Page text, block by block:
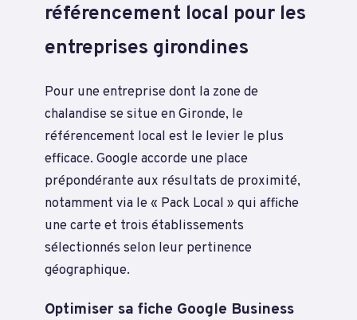
référencement local pour les
entreprises girondines
Pour une entreprise dont la zone de
chalandise se situe en Gironde, le
référencement local est le levier le plus
efficace. Google accorde une place
prépondérante aux résultats de proximité,
notamment via le « Pack Local » qui affiche
une carte et trois établissements
sélectionnés selon leur pertinence
géographique.
Optimiser sa fiche Google Business